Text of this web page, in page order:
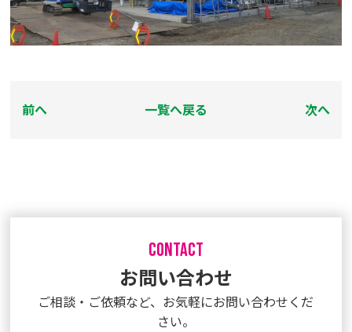
前へ 一覧へ戻る 次へ
CONTACT
お問い合わせ
ご相談・ご依頼など、 お気軽にお問い合わせくだ
さい。